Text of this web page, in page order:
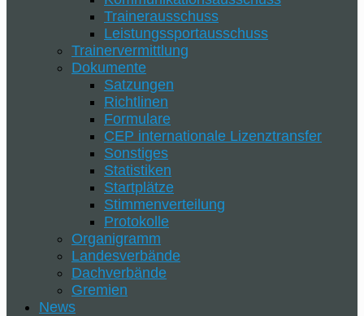
Trainerausschuss
Leistungssportausschuss
Trainervermittlung
Dokumente
Satzungen
Richtlinen
Formulare
CEP internationale Lizenztransfer
Sonstiges
Statistiken
Startplätze
Stimmenverteilung
Protokolle
Organigramm
Landesverbände
Dachverbände
Gremien
News